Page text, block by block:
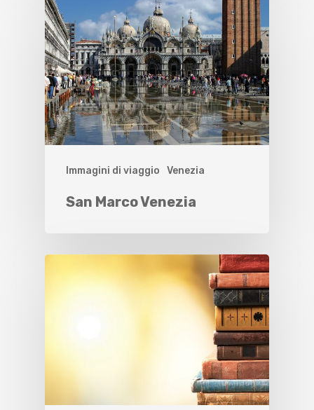
Immagini di viaggio Venezia
San Marco Venezia